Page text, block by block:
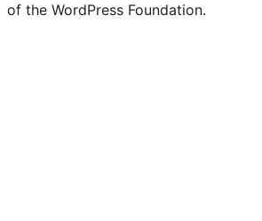
of the WordPress Foundation.